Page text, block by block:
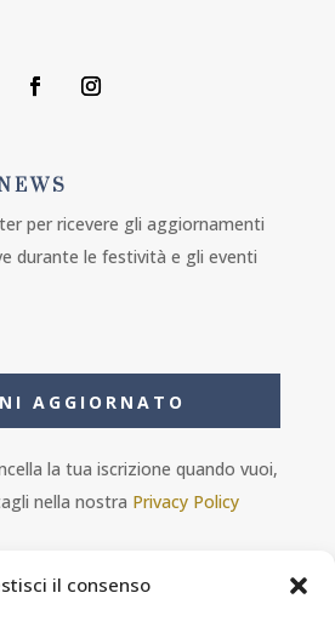
il consenso
per ricevere gli aggiornamenti
durante le festività e gli eventi
AGGIORNATO
la tua iscrizione quando vuoi,
nella nostra Privacy Policy